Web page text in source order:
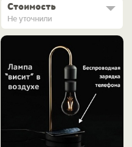
Стоимость
Не уточнили